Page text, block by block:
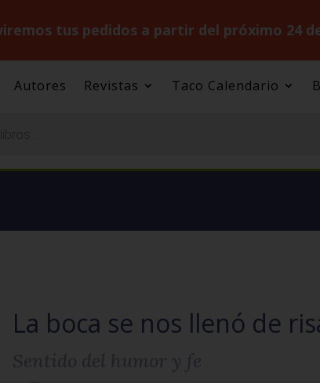
tus pedidos a partir del próximo 24
Autores Revistas Taco Calendario
La boca se nos llenó de